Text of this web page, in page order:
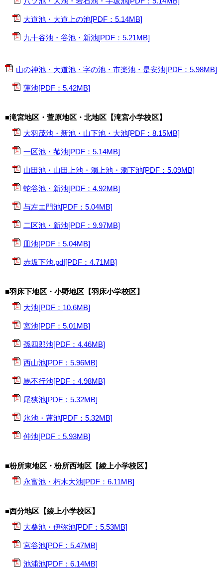
大道池・大道上の池[PDF：5.14MB]
九十谷池・谷池・新池[PDF：5.21MB]
山の神池・大道池・字の池・市楽池・是安池[PDF：5.98MB]
蓮池[PDF：5.42MB]
■滝宮地区・萱原地区・北地区【滝宮小学校区】
大羽茂池・新池・山下池・大池[PDF：8.15MB]
一区池・菰池[PDF：5.14MB]
山田池・山田上池・濁上池・濁下池[PDF：5.09MB]
蛇谷池・新池[PDF：4.92MB]
与左エ門池[PDF：5.04MB]
二区池・新池[PDF：9.97MB]
皿池[PDF：5.04MB]
赤坂下池.pdf[PDF：4.71MB]
■羽床下地区・小野地区【羽床小学校区】
大池[PDF：10.6MB]
宮池[PDF：5.01MB]
孫四郎池[PDF：4.46MB]
西山池[PDF：5.96MB]
馬不行池[PDF：4.98MB]
尾狭池[PDF：5.32MB]
氷池・蓮池[PDF：5.32MB]
仲池[PDF：5.93MB]
■枌所東地区・枌所西地区【綾上小学校区】
永富池・朽木大池[PDF：6.11MB]
■西分地区【綾上小学校区】
大桑池・伊弥池[PDF：5.53MB]
宮谷池[PDF：5.47MB]
池浦池[PDF：6.14MB]